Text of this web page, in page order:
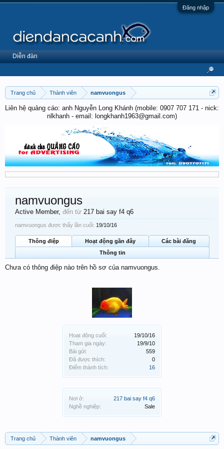
Đăng nhập
Trang chủ Thành viên namvuongus
Liên hệ quảng cáo: anh Nguyễn Long Khánh (mobile: 0907 707 171 - nick:
nlkhanh - email: longkhanh1963@gmail.com)
Hoạt động cuối:
19/10/16
Tham gia ngày:
19/9/10
Bài gửi:
559
Đã được thích:
0
Điểm thành tích:
16
Nơi ở:
217 bai say f4 q6
Nghề nghiệp:
Sale
namvuongus
Active Member, đến từ 217 bai say f4 q6
namvuongus được thấy lần cuối: 19/10/16
Thông điệp Hoạt động gần đây
Các bài đăng
Thông tin
Chưa có thông điệp nào trên hồ sơ của namvuongus.
Trang chủ Thành viên namvuongus
Diễn đàn